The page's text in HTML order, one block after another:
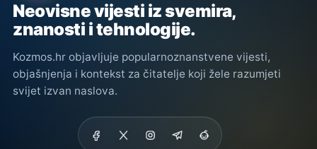
Neovisne vijesti iz svemira,
znanosti i tehnologije.
Kozmos.hr objavljuje popularnoznanstvene vijesti,
objašnjenja i kontekst za čitatelje koji žele razumjeti
svijet izvan naslova.